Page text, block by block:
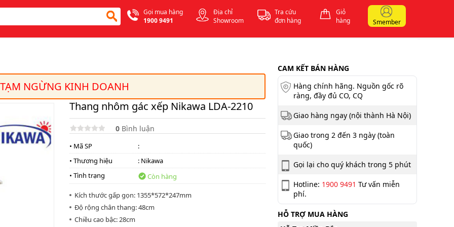
Gọi mua hàng
1900 9491
Địa chỉ
Showroom
Tra cứu
đơn hàng
Giỏ
hàng
Smember
NGỪNG KINH DOANH
Thang nhôm gác xếp Nikawa LDA-2210
0 Bình luận
• Mã SP
:
• Thương hiệu
: Nikawa
• Tình trạng
Còn hàng
Kích thước gấp gọn: 1355*572*247mm
Độ rộng chân thang: 48cm
Chiều cao bậc: 28cm
CAM KẾT BÁN HÀNG
Hàng chính hãng. Nguồn gốc rõ
ràng, đầy đủ CO, CQ
Giao hàng ngay (nội thành Hà Nội)
Giao trong 2 đến 3 ngày (toàn
quốc)
Gọi lại cho quý khách trong 5 phút
Hotline: 1900 9491 Tư vấn miễn
phí.
HỖ TRỢ MUA HÀNG